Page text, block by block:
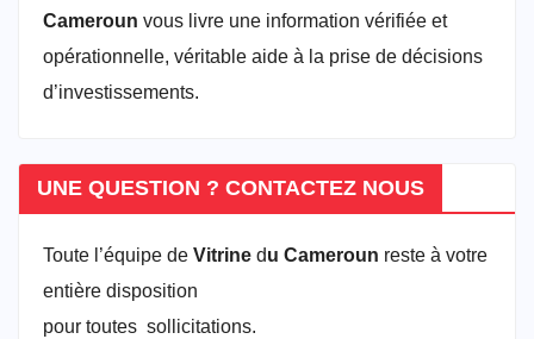
Cameroun vous livre une information vérifiée et
opérationnelle, véritable aide à la prise de décisions
d’investissements.
UNE QUESTION ? CONTACTEZ NOUS
Toute l’équipe de Vitrine du Cameroun reste à votre
entière disposition
pour toutes sollicitations.